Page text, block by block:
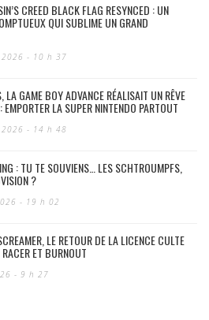
CREED BLACK FLAG RESYNCED : UN
QUI SUBLIME UN GRAND
- 10 h 37
LA GAME BOY ADVANCE RÉALISAIT UN RÊVE
EMPORTER LA SUPER NINTENDO PARTOUT
- 14 h 48
: TU TE SOUVIENS… LES SCHTROUMPFS,
?
- 19 h 02
LE RETOUR DE LA LICENCE CULTE
ET BURNOUT
- 9 h 27